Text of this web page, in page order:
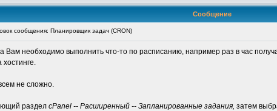
Сообщение
сообщения: Планировщик задач (CRON)
Вам необходимо выполнить что-то по расписанию, например раз в час
хостинге.
не сложно.
раздел cPanel -- Расширенный -- Запланированные задания, затем